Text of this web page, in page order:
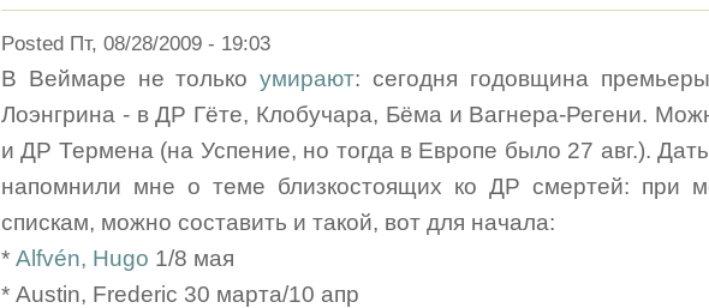
Posted Пт, 08/28/2009 - 19:03
В Веймаре не толькоумирают: сегодня годовщина
Лоэнгрина - в ДР Гёте, Клобучара, Бёма и Вагнера-Регени.
и ДР Термена (на Успение, но тогда в Европе было 27 авг.).
напомнили мне о теме близкостоящих ко ДР смертей: при
спискам, можно составить и такой, вот для начала:
* Alfvén, Hugo 1/8 мая
* Austin, Frederic 30 марта/10 апр